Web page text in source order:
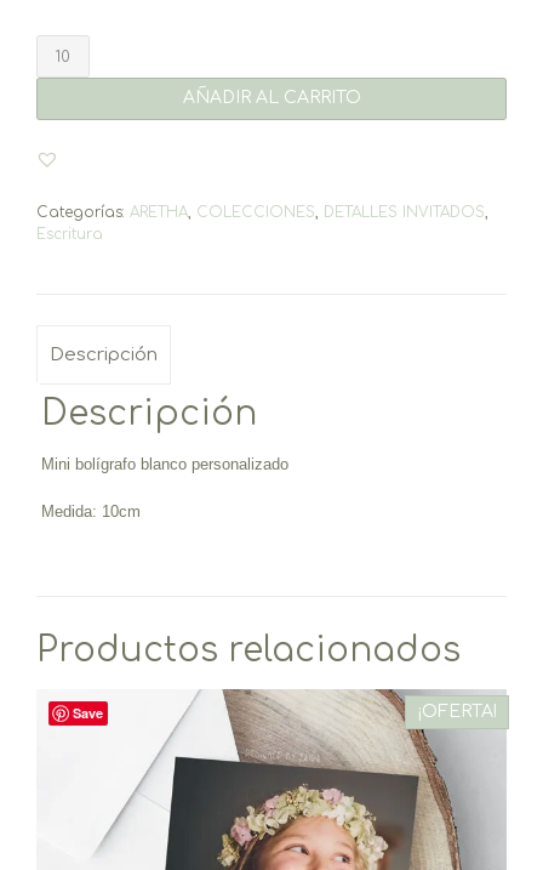
mini
AÑADIR AL CARRITO
Categorías: ARETHA, COLECCIONES, DETALLES INVITADOS,
Escritura
Descripción
Descripción
Mini bolígrafo blanco personalizado
Medida: 10cm
Productos relacionados
Save ¡OFERTA!